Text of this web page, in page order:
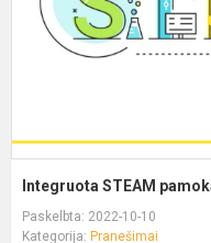
Integruota STEAM
Paskelbta: 2022-10-10
Kategorija: Pranešimai